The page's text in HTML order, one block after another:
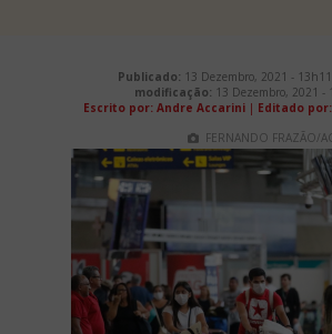
Publicado: 13 Dezembro, 2021 -
modificação: 13 Dezembro, 2021 -
Escrito por: Andre Accarini| Editado
FERNANDO FRAZÃO/